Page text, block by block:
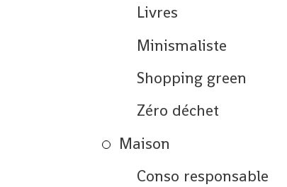
Livres
Minismaliste
Shopping green
Zéro déchet
Maison
Conso responsable